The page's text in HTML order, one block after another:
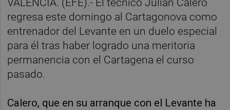
VALÈNCIA. (EFE).- El técnico Julián Calero
regresa este domingo al Cartagonova como
entrenador del Levante en un duelo especial
para él tras haber logrado una meritoria
permanencia con el Cartagena el curso
pasado.
Calero, que en su arranque con el Levante ha